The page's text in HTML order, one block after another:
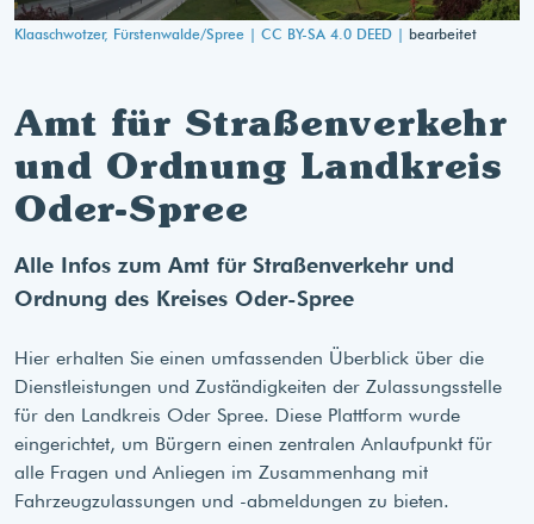
Klaaschwotzer, Fürstenwalde/Spree | CC BY-SA 4.0 DEED | bearbeitet
Amt für Straßenverkehr
und Ordnung Landkreis
Oder-Spree
Alle Infos zum Amt für Straßenverkehr und
Ordnung des Kreises Oder-Spree
Hier erhalten Sie einen umfassenden Überblick über die
Dienstleistungen und Zuständigkeiten der Zulassungsstelle
für den Landkreis Oder Spree. Diese Plattform wurde
eingerichtet, um Bürgern einen zentralen Anlaufpunkt für
alle Fragen und Anliegen im Zusammenhang mit
Fahrzeugzulassungen und -abmeldungen zu bieten.